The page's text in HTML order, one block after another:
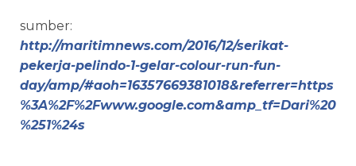
sumber:
http://maritimnews.com/2016/12/serikat-
pekerja-pelindo-1-gelar-colour-run-fun-
day/amp/#aoh=16357669381018&referrer=https
%3A%2F%2Fwww.google.com&amp_tf=Dari%20
%251%24s